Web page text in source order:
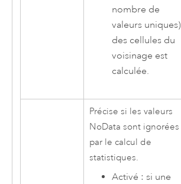
nombre de
valeurs uniques)
des cellules du
voisinage est
calculée.
Précise si les valeurs
NoData sont ignorées
par le calcul de
statistiques.
Activé : si une